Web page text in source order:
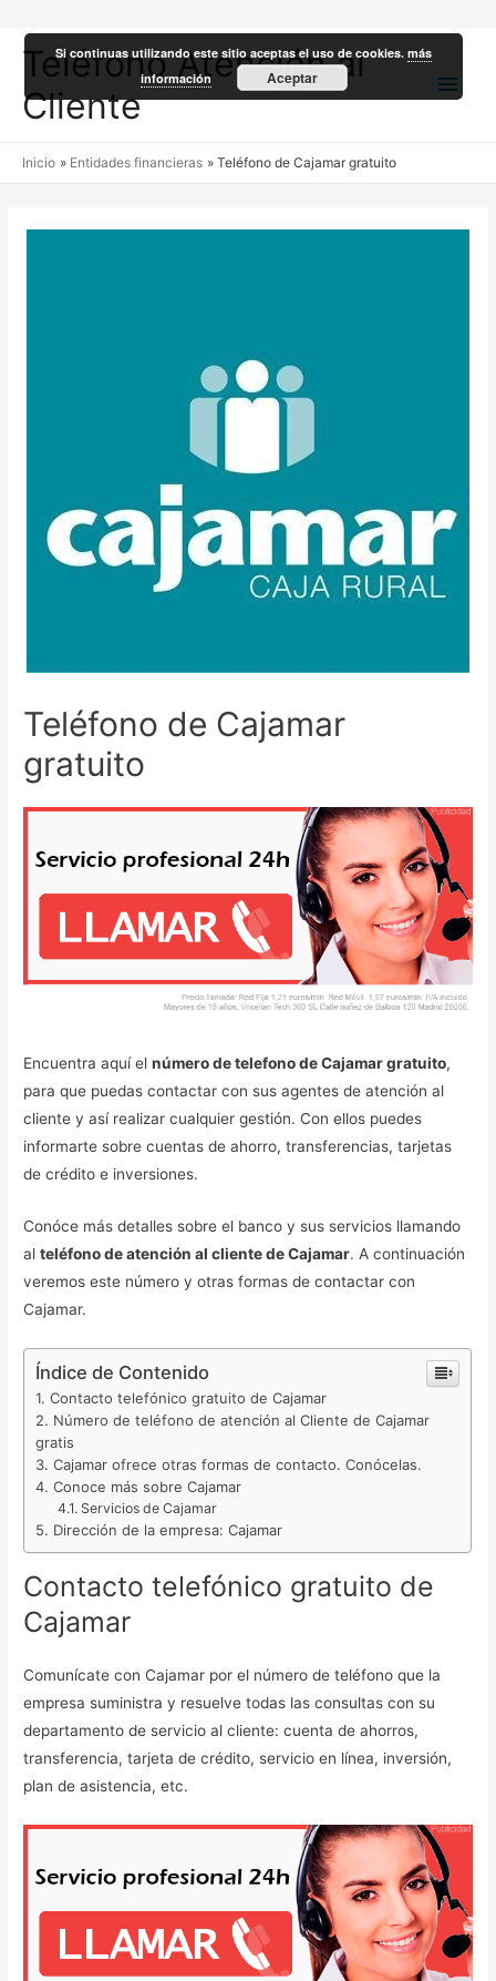
Teléfono Atención al
Cliente
Inicio Entidades financieras Teléfono de Cajamar gratuito
Teléfono de Cajamar
gratuito
Encuentra aquí elnúmero de telefono de Cajamar gratuito,
para que puedas contactar con sus agentes de atención al
cliente y así realizar cualquier gestión. Con ellos puedes
informarte sobre cuentas de ahorro, transferencias, tarjetas
de crédito e inversiones.
Conóce más detalles sobre el banco y sus servicios llamando
alteléfono de atención al cliente de Cajamar. A continuación
veremos este número y otras formas de contactar con
Cajamar.
Índice de Contenido
Contacto telefónico gratuito de Cajamar
Número de teléfono de atención al Cliente de Cajamar
gratis
Cajamar ofrece otras formas de contacto. Conócelas.
Conoce más sobre Cajamar
Servicios de Cajamar
Dirección de la empresa: Cajamar
Contacto telefónico gratuito de
Cajamar
Comunícate con Cajamar por el número de teléfono que la
empresa suministra y resuelve todas las consultas con su
departamento de servicio al cliente: cuenta de ahorros,
transferencia, tarjeta de crédito, servicio en línea, inversión,
plan de asistencia, etc.
Si continuas utilizando este sitio aceptas el uso de cookies.más
información
Aceptar